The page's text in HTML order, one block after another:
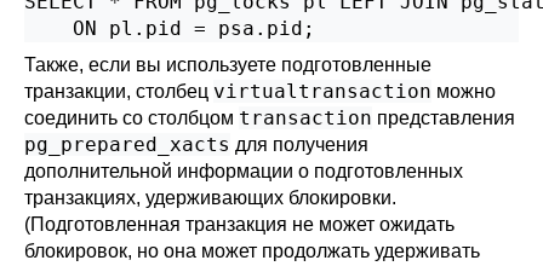
    ON pl.pid = psa.pid;
Также, если вы используете подготовленные
транзакции, столбец virtualtransaction можно
соединить со столбцом transaction представления
pg_prepared_xacts для получения
дополнительной информации о подготовленных
транзакциях, удерживающих блокировки.
(Подготовленная транзакция не может ожидать
блокировок, но она может продолжать удерживать